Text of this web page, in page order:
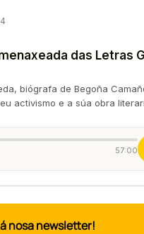
das Letras
biógrafa de Begoña
activismo e a súa obra
57:00
nosa newsletter!